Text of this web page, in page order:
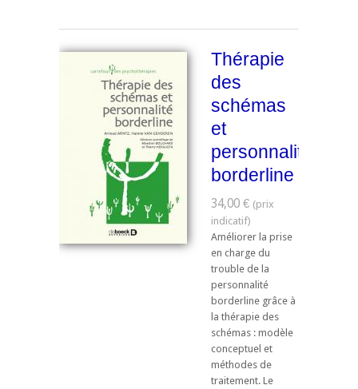
Thérapie
des
schémas
et
personnalité
borderline
34,00 €
Améliorer la prise
en charge du
trouble de la
personnalité
borderline grâce à
la thérapie des
schémas : modèle
conceptuel et
méthodes de
traitement. Le